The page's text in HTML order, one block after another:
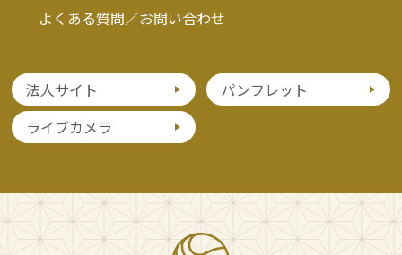
よくある質問／お問い合わせ
法人サイト
パンフレット
ライブカメラ